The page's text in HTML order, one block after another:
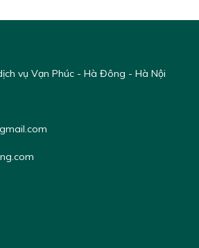
vụ Vạn Phúc - Hà Đông - Hà Nội